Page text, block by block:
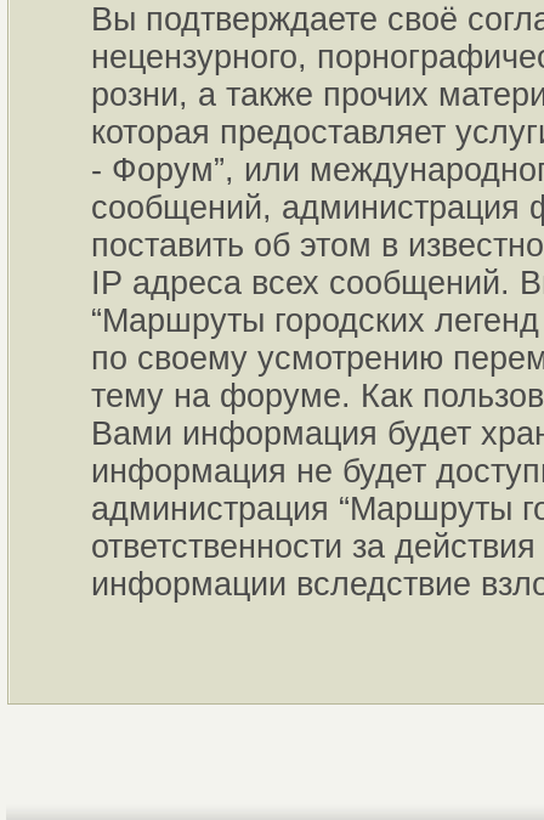
Вы подтверждаете своё
нецензурного,
розни, а также прочих
которая предоставляет
- Форум”, или
сообщений, администрация
поставить об этом в
IP адреса всех сообщений.
“Маршруты городских
по своему усмотрению
тему на форуме. Как
Вами информация будет
информация не будет
администрация “Маршруты
ответственности за
информации вследствие